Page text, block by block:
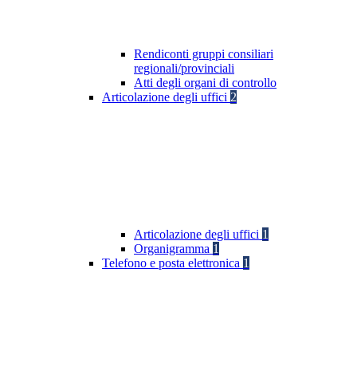
Rendiconti gruppi consiliari
regionali/provinciali
Atti degli organi di controllo
Articolazione degli uffici 2
Articolazione degli uffici 1
Organigramma 1
Telefono e posta elettronica 1